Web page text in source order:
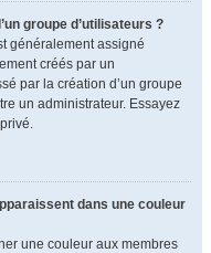
groupe d’utilisateurs ?
généralement assigné
créés par un
par la création d’un groupe
un administrateur. Essayez
dans une couleur
une couleur aux membres